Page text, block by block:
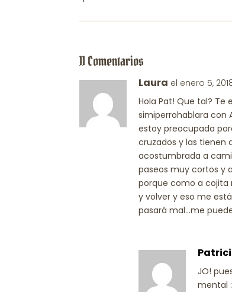
11 Comentarios
Laura el enero 5,
Hola Pat! Que tal? Te
simiperrohablara con
estoy preocupada
cruzados y las tienen
acostumbrada a
paseos muy cortos y
porque como a cojita
y volver y eso me
pasará mal…me
JO!
mental